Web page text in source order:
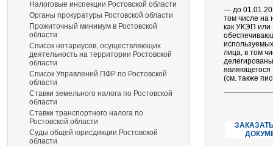
Налоговые инспекции Ростовской области
Органы прокуратуры Ростовской области
Прожиточный минимум в Ростовской
области
Список нотариусов, осуществляющих
деятельность на территории Ростовской
области
Список Управлений ПФР по Ростовской
области
Ставки земельного налога по Ростовской
области
Ставки транспортного налога по
Ростовской области
Суды общей юрисдикции Ростовской
области
— до
том числе на
как УКЭП или
лица, в том
являющегося
(см. также